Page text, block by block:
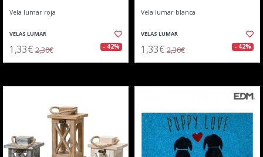
Vela lumar roja
VELAS LUMAR
1,33€ 2,30€ - 42%
Vela lumar blanca
VELAS LUMAR
1,33€ 2,30€ - 42%